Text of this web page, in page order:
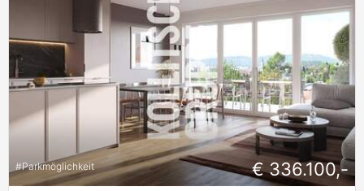
#Parkmöglichkeit € 336.100,-